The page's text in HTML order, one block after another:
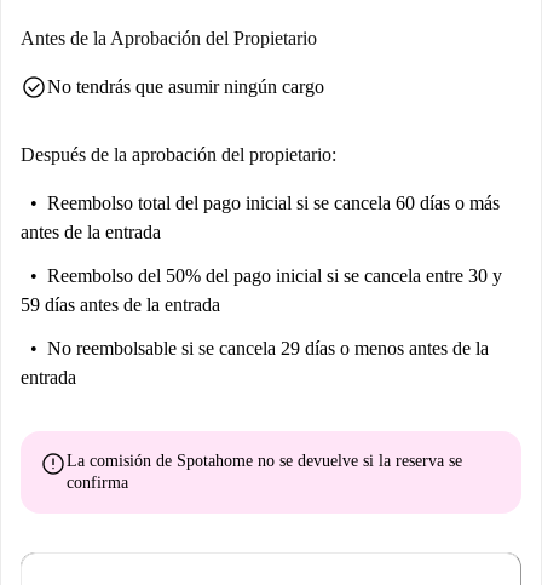
Stabile y el Museo de los Vientos, todos a pocos metros. Un paseo te
'Bonaparte' Borgo Giuseppino. Descubre la vibrante cultura de Trieste a
Antes de la Aprobación del Propietario
check_circleNo tendrás que asumir ningún cargo
Después de la aprobación del propietario:
Reembolso total del pago inicial si se cancela 60 días o más
antes de la entrada
Reembolso del 50% del pago inicial si se cancela entre 30 y
59 días antes de la entrada
No reembolsable si se cancela 29 días o menos antes de la
entrada
errorLa comisión de Spotahome no se devuelve si la reserva se
confirma